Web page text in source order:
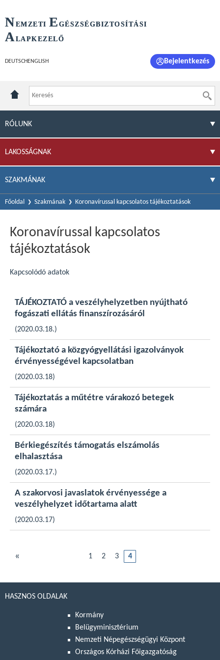
NEMZETI E GÉSZSÉGBIZTOSÍTÁSI
ALAPKEZELŐ
DEUTSCH ENGLISH Bejelentkezés
RÓLUNK
LAKOSSÁGNAK
SZAKMÁNAK
Főoldal Szakmának Koronavírussal kapcsolatos tájékoztatások
Koronavírussal kapcsolatos
tájékoztatások
Kapcsolódó adatok
TÁJÉKOZTATÓ a veszélyhelyzetben nyújtható
fogászati ellátás finanszírozásáról
(2020.03.18.)
Tájékoztató a közgyógyellátási igazolványok
érvényességével kapcsolatban
(2020.03.18)
Tájékoztatás a műtétre várakozó betegek
számára
(2020.03.18)
Bérkiegészítés támogatás elszámolás
elhalasztása
(2020.03.17.)
A szakorvosi javaslatok érvényessége a
veszélyhelyzet időtartama alatt
(2020.03.17)
« 1 2 3 4
HASZNOS OLDALAK
Kormány
Belügyminisztérium
Nemzeti Népegészségügyi Központ
Országos Kórházi Főigazgatóság